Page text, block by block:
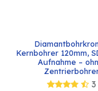
Kernbohrer 120mm,
Aufnahme –
3